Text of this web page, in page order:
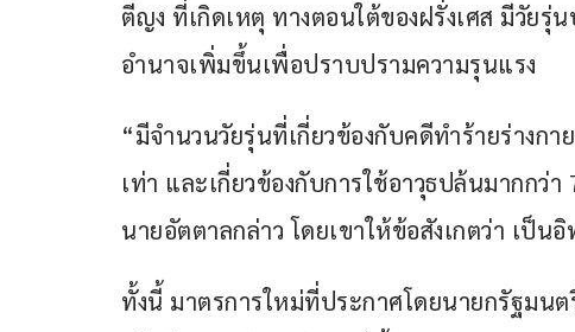
ตีญง ที่เกิดเหตุ ทางตอนใต้ของฝรั่งเศส มีวัยรุ่
อำนาจเพิ่มขึ้นเพื่อปราบปรามความรุนแรง
“มีจำนวนวัยรุ่นที่เกี่ยวข้องกับคดีทำร้ายร่างกา
เท่า และเกี่ยวข้องกับการใช้อาวุธปล้นมากกว่
นายอัตตาลกล่าว โดยเขาให้ข้อสังเกตว่า เป็
ทั้งนี้ มาตรการใหม่ที่ประกาศโดยนายกรัฐมน